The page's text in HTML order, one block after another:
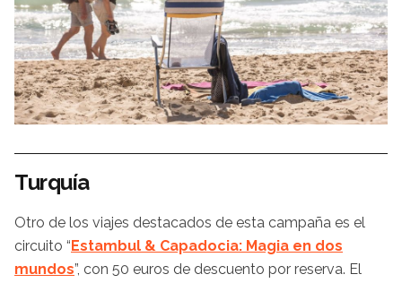
Turquía
Otro de los viajes destacados de esta campaña es el
circuito “ Estambul & Capadocia: Magia en dos
mundos”, con 50 euros de descuento por reserva. El